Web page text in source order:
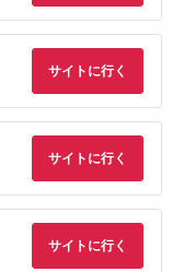
サイトに行く
サイトに行く
サイトに行く